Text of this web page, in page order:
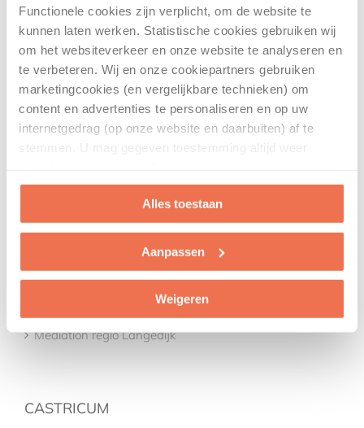
Functionele cookies zijn verplicht, om de website te
kunnen laten werken. Statistische cookies gebruiken wij
om het websiteverkeer en onze website te analyseren en
te verbeteren. Wij en onze cookiepartners gebruiken
marketingcookies (en vergelijkbare technieken) om
content en advertenties te personaliseren en op uw
internetgedrag (op onze website en daarbuiten) af te
stemmen. U mag gegeven toestemming altijd weer
uw keuze op onze website verwijzen wij u naar onze
Alles toestaan
Aanpassen
Weigeren
Legitieme portie
Advocaat Echtscheiding
Gezag en omgang
Kinderalimentatie
Advocaat regio Langedijk
Mediation regio Langedijk
CASTRICUM